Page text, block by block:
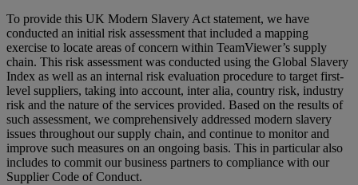
To provide this UK Modern Slavery Act statement, we have
conducted an initial risk assessment that included a mapping
exercise to locate areas of concern within TeamViewer’s supply
chain. This risk assessment was conducted using the Global Slavery
Index as well as an internal risk evaluation procedure to target first-
level suppliers, taking into account, inter alia, country risk, industry
risk and the nature of the services provided. Based on the results of
such assessment, we comprehensively addressed modern slavery
issues throughout our supply chain, and continue to monitor and
improve such measures on an ongoing basis. This in particular also
includes to commit our business partners to compliance with our
Supplier Code of Conduct.